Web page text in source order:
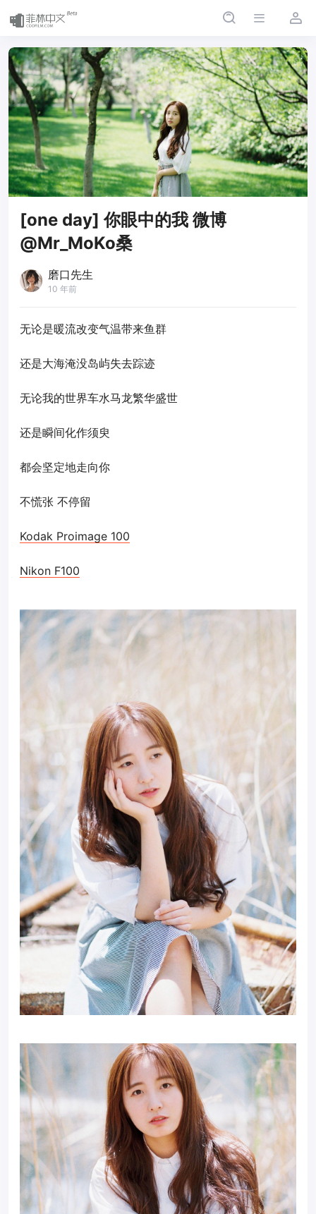
[one day] 你眼中的我 微博
@Mr_MoKo桑
磨口先生
10 年前
无论是暖流改变气温带来鱼群
还是大海淹没岛屿失去踪迹
无论我的世界车水马龙繁华盛世
还是瞬间化作须臾
都会坚定地走向你
不慌张 不停留
Kodak Proimage 100
Nikon F100